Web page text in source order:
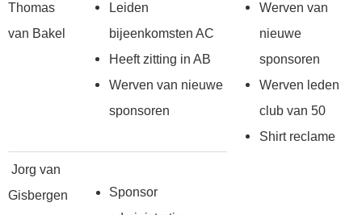
Thomas
van Bakel
Leiden
bijeenkomsten AC
Heeft zitting in AB
Werven van nieuwe
sponsoren
Werven van
nieuwe
sponsoren
Werven leden
club van 50
Shirt reclame
Jorg van
Gisbergen
Sponsor